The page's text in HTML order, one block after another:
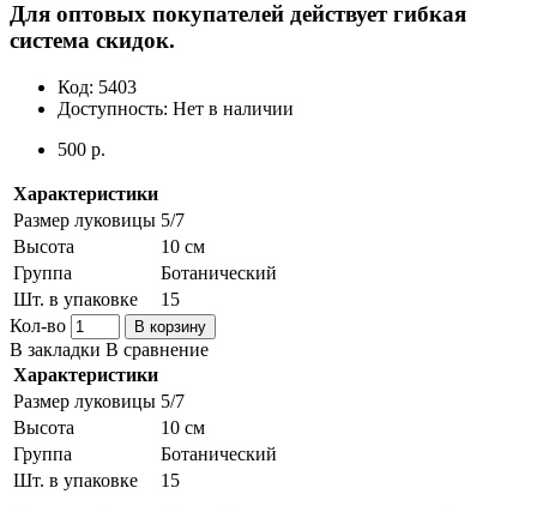
Для оптовых покупателей действует гибкая
система скидок.
Код: 5403
Доступность: Нет в наличии
500 р.
Характеристики
Размер луковицы 5/7
Высота
10 см
Группа
Ботанический
Шт. в упаковке
15
Кол-во
В корзину
В закладки В сравнение
Характеристики
Размер луковицы 5/7
Высота
10 см
Группа
Ботанический
Шт. в упаковке
15